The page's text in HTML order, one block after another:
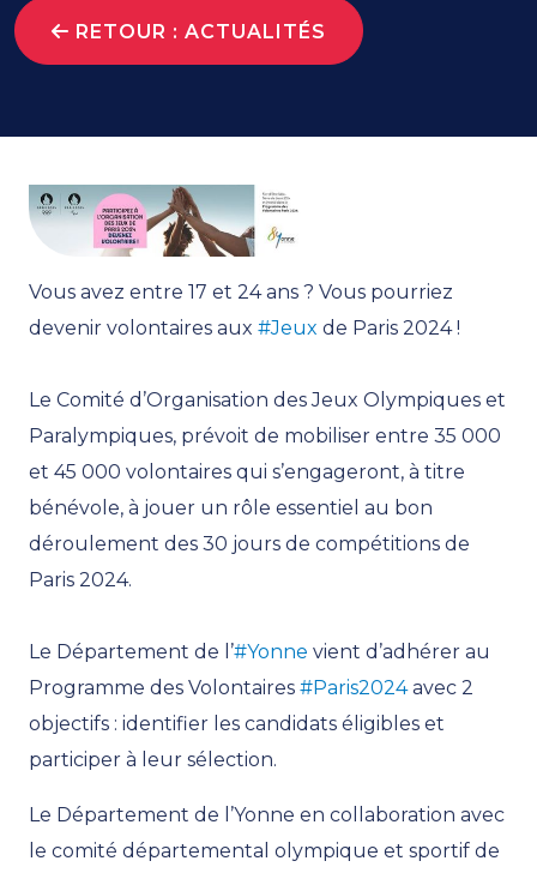
RETOUR : ACTUALITÉS
Vous avez entre 17 et 24 ans ? Vous pourriez
devenir volontaires aux #Jeux de Paris 2024 !
Le Comité d’Organisation des Jeux Olympiques et
Paralympiques, prévoit de mobiliser entre 35 000
et 45 000 volontaires qui s’engageront, à titre
bénévole, à jouer un rôle essentiel au bon
déroulement des 30 jours de compétitions de
Paris 2024.
Le Département de l’#Yonne vient d’adhérer au
Programme des Volontaires #Paris2024avec 2
objectifs : identifier les candidats éligibles et
participer à leur sélection.
Le Département de l’Yonne en collaboration avec
le comité départemental olympique et sportif de